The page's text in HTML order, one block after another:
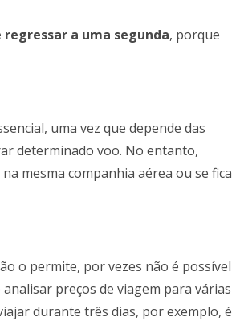
a uma segunda, porque
uma vez que depende das
determinado voo. No entanto,
mesma companhia aérea ou se fica
o permite, por vezes não é possível
preços de viagem para várias
durante três dias, por exemplo, é